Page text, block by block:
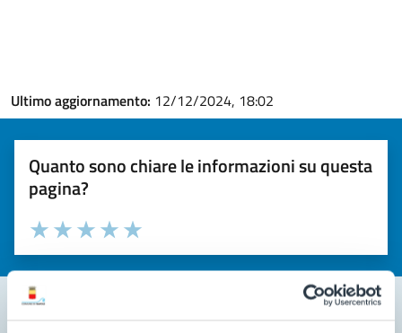
Ultimo aggiornamento: 12/12/2024, 18:02
Quanto sono chiare le informazioni su questa
pagina?
Valuta la chiarezza delle informazioni (da 1 a 5 stelle)
Seleziona il numero di stelle per valutare la chiarezza delle
Valuta 5 stelle su 5
Valuta 4 stelle su 5
Valuta 3 stelle su 5
Valuta 2 stelle su 5
Valuta 1 stelle su 5